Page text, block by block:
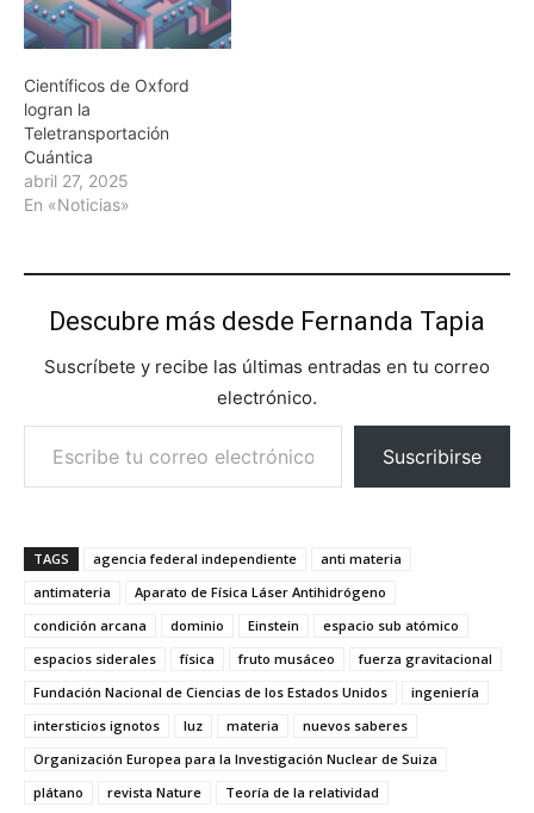
Científicos de Oxford
logran la
Teletransportación
Cuántica
abril 27, 2025
En «Noticias»
Descubre más desde Fernanda Tapia
Suscríbete y recibe las últimas entradas en tu correo
electrónico.
Escribe tu correo electrónico…
Suscribirse
TAGS agencia federal independiente
anti materia
antimateria
Aparato de Física Láser Antihidrógeno
condición arcana
dominio Einstein
espacio sub atómico
espacios siderales
física fruto musáceo
fuerza gravitacional
Fundación Nacional de Ciencias de los Estados Unidos
ingeniería
intersticios ignotos
luz materia
nuevos saberes
Organización Europea para la Investigación Nuclear de Suiza
plátano
revista Nature Teoría de la relatividad